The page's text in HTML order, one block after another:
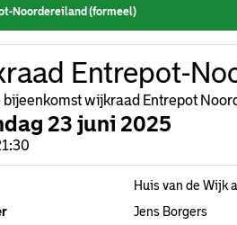
Noordereiland (formeel)
Entrepot-
bijeenkomst wijkraad Entrepot
23 juni 2025
Huis van de Wijk
Jens Borgers